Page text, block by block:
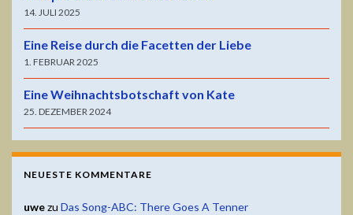
14. JULI 2025
Eine Reise durch die Facetten der Liebe
1. FEBRUAR 2025
Eine Weihnachtsbotschaft von Kate
25. DEZEMBER 2024
NEUESTE KOMMENTARE
uwezu Das Song-ABC: There Goes A Tenner